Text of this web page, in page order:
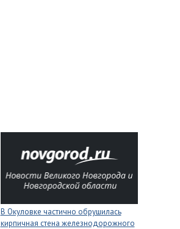
В Окуловке частично обрушилась
кирпичная стена железнодорожного